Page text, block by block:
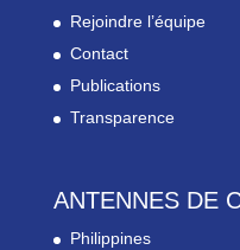
Rejoindre l’équipe
Contact
Publications
Transparence
ANTENNES DE
Philippines